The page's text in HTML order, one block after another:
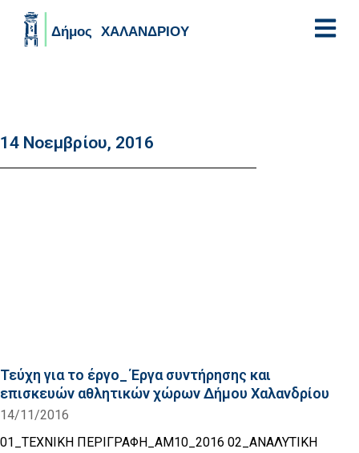
14 Νοεμβρίου, 2016
Τεύχη για το έργο_ Έργα συντήρησης και
επισκευών αθλητικών χώρων Δήμου Χαλανδρίου
14/11/2016
01_ΤΕΧΝΙΚΗ ΠΕΡΙΓΡΑΦΗ_AM10_2016 02_ΑΝΑΛΥΤΙΚΗ